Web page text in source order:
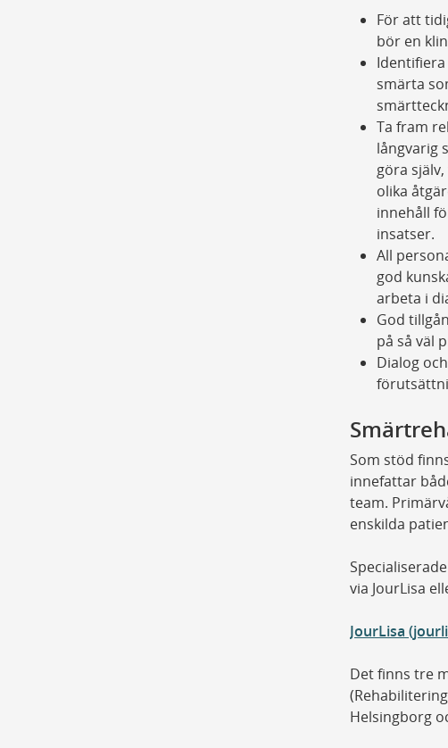
För att
bör en
smärta
Ta fram
långvarig
göra
olika
innehåll
insatser.
All
god
arbeta i
God
på så väl
Dialog
Som stöd
innefattar
team.
enskilda
via JourLisa
JourLisa
Det finns tre
Helsingborg